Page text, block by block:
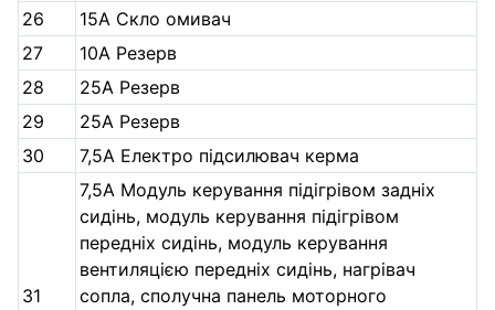
26
15А Скло омивач
27
10А Резерв
28
25А Резерв
29
25А Резерв
30
7,5А Електро підсилювач керма
31
7,5А Модуль керування підігрівом задніх
сидінь, модуль керування підігрівом
передніх сидінь, модуль керування
вентиляцією передніх сидінь, нагрівач
сопла, сполучна панель моторного